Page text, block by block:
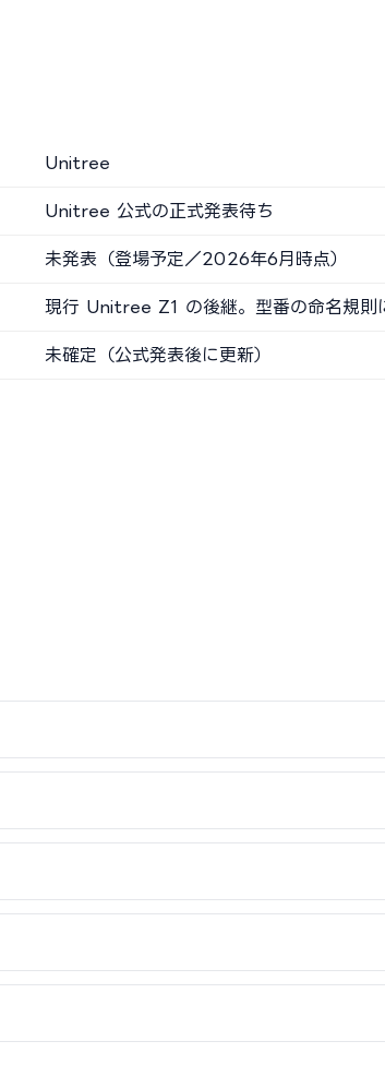
Unitree
Unitree 公式の正式発表待ち
未発表（登場予定／2026年6月時点）
現行 Unitree Z1 の後継。型番の命名規則
未確定（公式発表後に更新）